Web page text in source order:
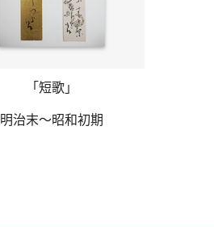
「短歌」
明治末～昭和初期